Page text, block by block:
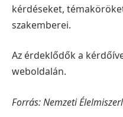
kérdéseket,
szakemberei.
Az érdeklődők a
weboldalán.
Forrás: Nemzeti